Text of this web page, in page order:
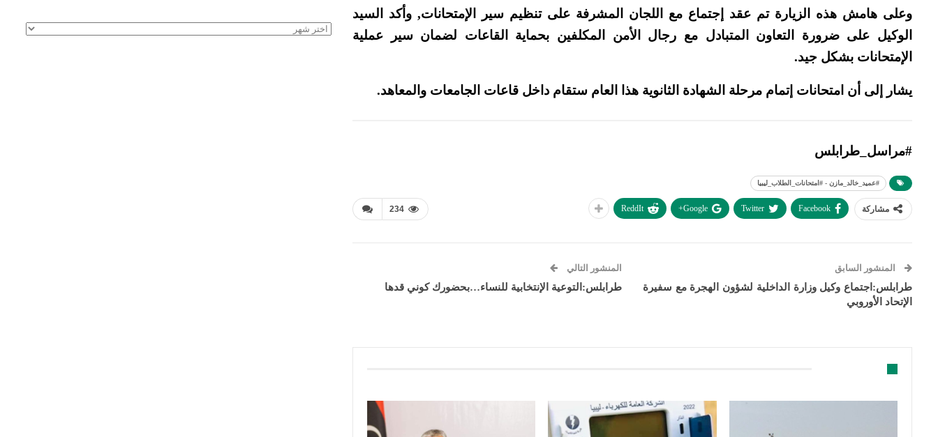
وعلى هامش هذه الزيارة تم عقد إجتماع مع اللجان المشرفة على تنظيم سير الإمتحانات, وأكد السيد
الوكيل على ضرورة التعاون المتبادل مع رجال الأمن المكلفين بحماية القاعات لضمان سير عملية
الإمتحانات بشكل جيد.
يشار إلى أن امتحانات إتمام مرحلة الشهادة الثانوية هذا العام ستقام داخل قاعات الجامعات والمعاهد.
#مراسل_طرابلس
#عميد_خالد_مازن - #امتحانات_الطلاب_ليبيا
234 مشاركة Facebook
Twitter
Google+
ReddIt
المنشور السابق
طرابلس:اجتماع وكيل وزارة الداخلية لشؤون الهجرة مع سفيرة
الإتحاد الأوروبي
المنشور التالي
طرابلس:التوعية الإنتخابية للنساء…بحضورك كوني قدها
الأرشيف